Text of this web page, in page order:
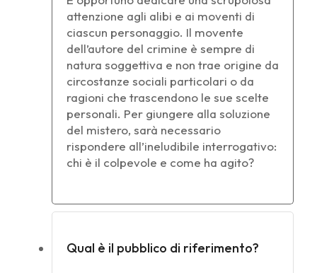
attenzione agli alibi e ai moventi di
ciascun personaggio. Il movente
dell’autore del crimine è sempre di
natura soggettiva e non trae origine da
circostanze sociali particolari o da
ragioni che trascendono le sue scelte
personali. Per giungere alla soluzione
del mistero, sarà necessario
rispondere all’ineludibile interrogativo:
chi è il colpevole e come ha agito?
Qual è il pubblico di riferimento?